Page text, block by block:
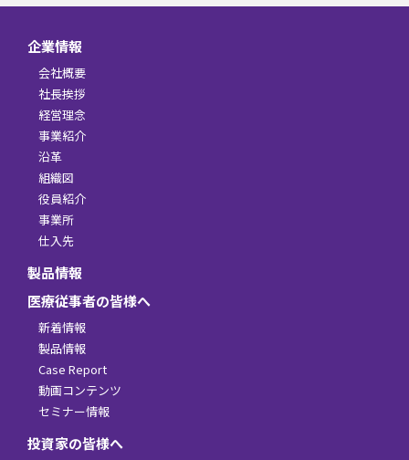
企業情報
会社概要
社長挨拶
経営理念
事業紹介
沿革
組織図
役員紹介
事業所
仕入先
製品情報
医療従事者の皆様へ
新着情報
製品情報
Case Report
動画コンテンツ
セミナー情報
投資家の皆様へ